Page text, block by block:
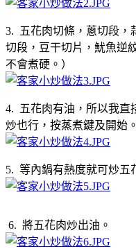
3. 五花肉切條，蔥切段，
切段，豆干切片，魷魚逆
不會煮硬。）
4. 五花肉有油，所以我直
炒也行，按蒸煮鍵及開始。
5. 等內鍋有熱度就可炒五
6. 將五花肉炒出油。